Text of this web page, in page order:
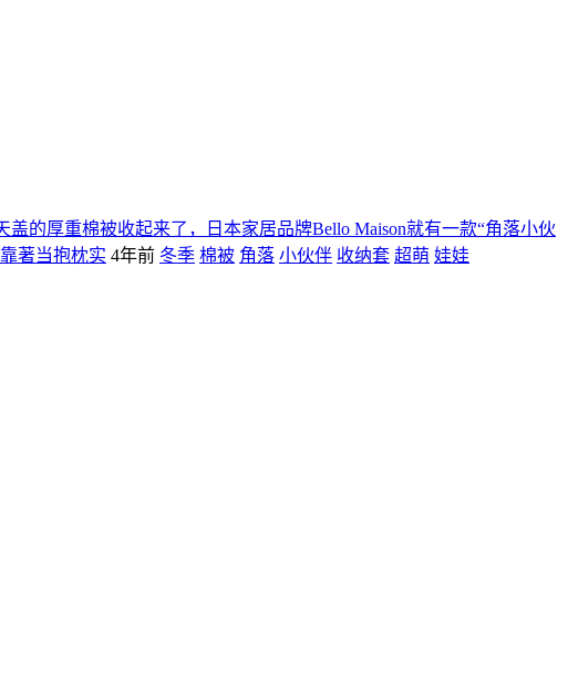
盖的厚重棉被收起来了，日本家居品牌Bello Maison就有一款“角落小伙
著当抱枕实 4年前 冬季 棉被 角落 小伙伴 收纳套 超萌 娃娃